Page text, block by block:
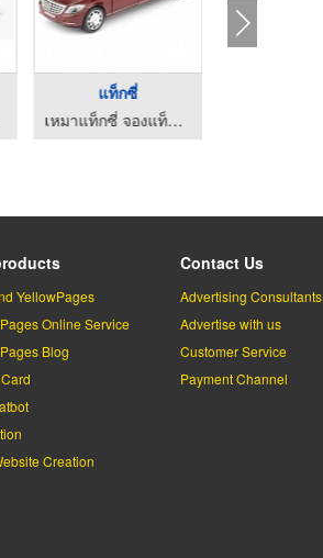
แท็กซี่
เหมาแท็กซี่ จองแท็กซี่ เรียกแท็กซี่ รถตู้ ไปต่างจังหวัด ไปทั่วไทย รับ-ส่งสนามบินทั่วประเทศ มีรถให้บริการตลอด 24 ชั่วโมง
YellowPages
Online Service
Blog
Creation
Contact Us
Advertising Consultants
Advertise with us
Customer Service
Payment Channel